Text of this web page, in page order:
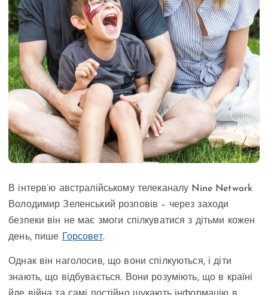
В інтерв’ю австралійському телеканалу Nine Network
Володимир Зеленський розповів – через заходи
безпеки він не має змоги спілкуватися з дітьми кожен
день, пише
Горсовет.
Однак він наголосив, що вони спілкуються, і діти
знають, що відбувається. Вони розуміють, що в країні